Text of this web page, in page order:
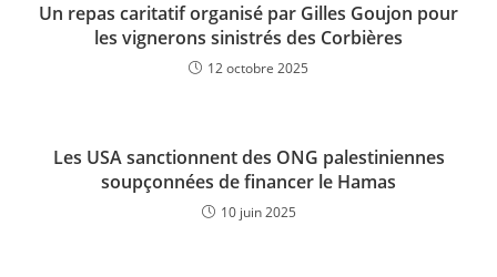
Un repas caritatif organisé par Gilles Goujon pour
les vignerons sinistrés des Corbières
12 octobre 2025
Les USA sanctionnent des ONG palestiniennes
soupçonnées de financer le Hamas
10 juin 2025